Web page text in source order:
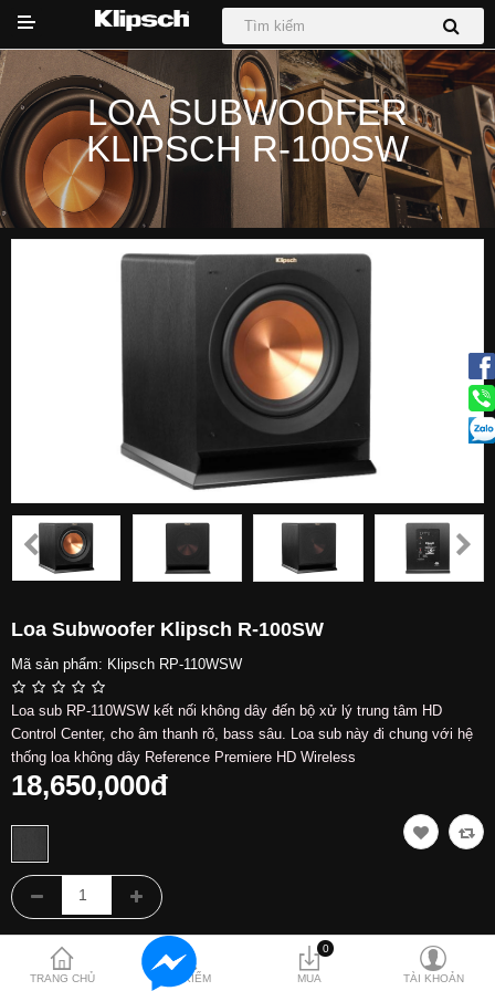
DỰ ÁN
Hệ thống Phối Ghép
Hỗ trợ
Liên hệ
TRANG CHỦ TÌM KIẾM
0
MUA TÀI KHOẢN
LOA SUBWOOFER
KLIPSCH R-100SW
Loa Subwoofer Klipsch R-100SW
Mã sản phẩm: Klipsch RP-110WSW
Loa sub RP-110WSW kết nối không dây đến bộ xử lý trung tâm HD
Control Center, cho âm thanh rõ, bass sâu. Loa sub này đi chung với hệ
thống loa không dây Reference Premiere HD Wireless
18,650,000đ